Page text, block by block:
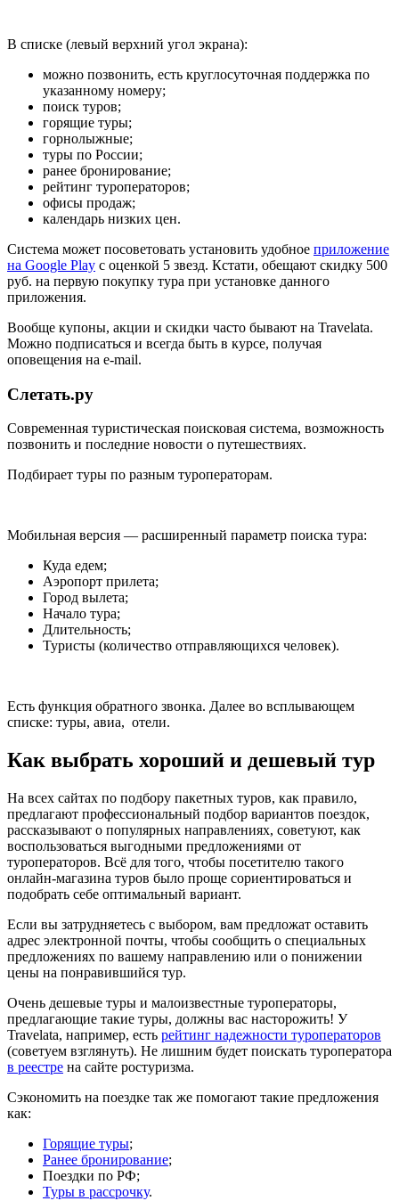
В списке (левый верхний угол экрана):
можно позвонить, есть круглосуточная поддержка по
указанному номеру;
поиск туров;
горящие туры;
горнолыжные;
туры по России;
ранее бронирование;
рейтинг туроператоров;
офисы продаж;
календарь низких цен.
Система может посоветовать установить удобное приложение
на Google Play с оценкой 5 звезд. Кстати, обещают скидку 500
руб. на первую покупку тура при установке данного
приложения.
Вообще купоны, акции и скидки часто бывают на Travelata.
Можно подписаться и всегда быть в курсе, получая
оповещения на e-mail.
Слетать.ру
Современная туристическая поисковая система, возможность
позвонить и последние новости о путешествиях.
Подбирает туры по разным туроператорам.
Мобильная версия — расширенный параметр поиска тура:
Куда едем;
Аэропорт прилета;
Город вылета;
Начало тура;
Длительность;
Туристы (количество отправляющихся человек).
Есть функция обратного звонка. Далее во всплывающем
списке: туры, авиа, отели.
Как выбрать хороший и дешевый тур
На всех сайтах по подбору пакетных туров, как правило,
предлагают профессиональный подбор вариантов поездок,
рассказывают о популярных направлениях, советуют, как
воспользоваться выгодными предложениями от
туроператоров. Всё для того, чтобы посетителю такого
онлайн-магазина туров было проще сориентироваться и
подобрать себе оптимальный вариант.
Если вы затрудняетесь с выбором, вам предложат оставить
адрес электронной почты, чтобы сообщить о специальных
предложениях по вашему направлению или о понижении
цены на понравившийся тур.
Очень дешевые туры и малоизвестные туроператоры,
предлагающие такие туры, должны вас насторожить! У
Travelata, например, есть рейтинг надежности туроператоров
(советуем взглянуть). Не лишним будет поискать туроператора
в реестре на сайте ростуризма.
Сэкономить на поездке так же помогают такие предложения
как:
Горящие туры;
Ранее бронирование;
Поездки по РФ;
Туры в рассрочку.